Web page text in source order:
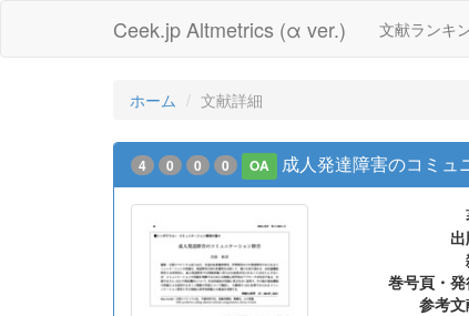
Ceek.jp Altmetrics (α ver.) 文献ランキ
ホーム 文献詳細
4 0 0 0 OA 成人発達障害のコミュ
巻号頁・発
参考